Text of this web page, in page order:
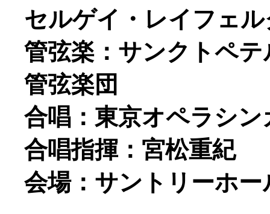
セルゲイ・レイフェ
管弦楽：サンクトペ
管弦楽団
合唱：東京オペラシン
合唱指揮：宮松重紀
会場：サントリーホー